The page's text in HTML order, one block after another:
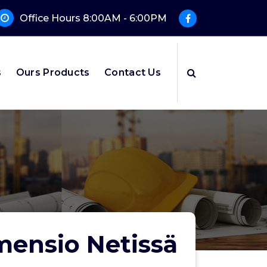
Office Hours 8:00AM - 6:00PM
Ours Products Contact Us
Netissä